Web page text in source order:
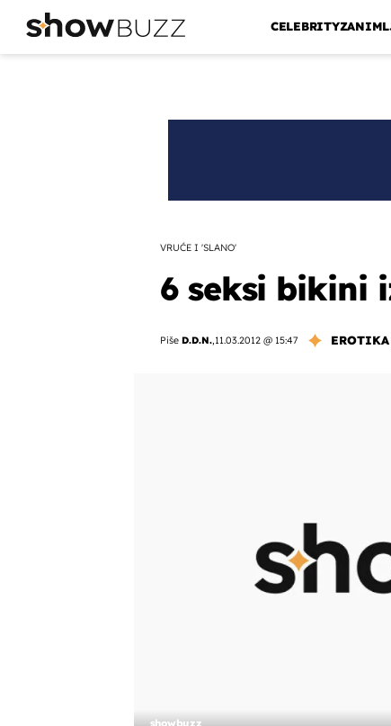
CELEBRITY
VRUĆE I 'SLANO'
6 seksi bikini
Piše D.D.N.,11.03.2012 @ 15:47 EROTIKA